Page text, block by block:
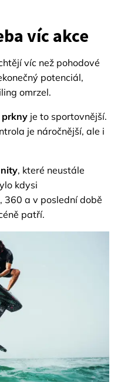
víc akce
víc než pohodové
potenciál,
omrzel.
prkny je to sportovnější.
je náročnější, ale i
, které neustále
kdysi
360 a v poslední době
patří.